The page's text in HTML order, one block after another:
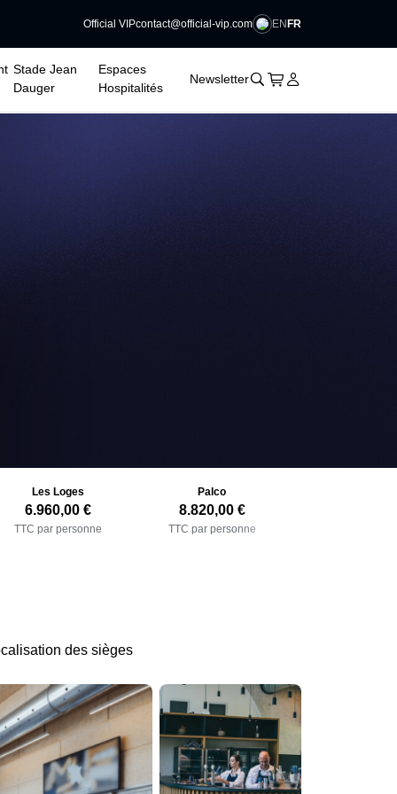
Official VIPcontact@official-vip.com ENFR
Stade Jean
Dauger
Espaces
Hospitalités
Newsletter􀊫 Cart
􀍩 Se connecter
􀉩
Les Loges
6.960,00 €
TTC par personne
Palco
8.820,00 €
TTC par personne
des sièges